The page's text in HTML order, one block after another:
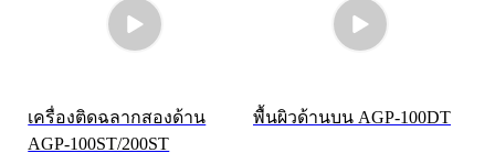
เครื่องติดฉลากสองด้าน
AGP-100ST/200ST
พื้นผิวด้านบน AGP-100DT